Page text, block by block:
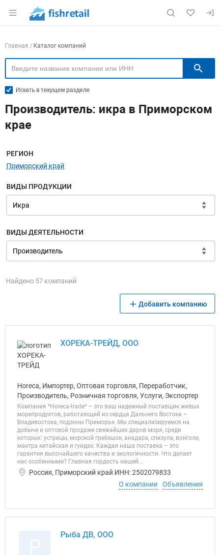
Раздел навигации по сайту fishretail.ru
Навигация по компаниям
Главная Каталог компаний
Искать в текущем разделе
Производитель: икра в Приморском
крае
Меню навигации
РЕГИОН
Приморский край
ВИДЫ ПРОДУКЦИИ
ВИДЫ ДЕЯТЕЛЬНОСТИ
Найдено 57 компаний
Добавить компанию
ХОРЕКА-ТРЕЙД, ООО
Horeca, Импортер, Оптовая торговля, Переработчик,
Производитель, Розничная торговля, Услуги, Экспортер
Компания *Horeca-trade* – это ваш надежный поставщик живых
морепродуктов, работающий из сердца Дальнего Востока –
Владивостока, подзоны Приморье. Мы специализируемся на
добыче и оптовой продаже свежайших даров моря, среди
которых: устрицы, морской гребешок, анадара, спизула, вонголе,
мактра китайская и гуидак. Каждая наша поставка – это
гарантия высочайшего качества и экологичности. Что делает
нас особенными? Главная гордость нашей...
Россия, Приморский край ИНН: 2502079833
О компании
Объявления
Рыба ДВ, ООО